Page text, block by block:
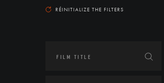
RÉINITIALIZE THE FILTERS